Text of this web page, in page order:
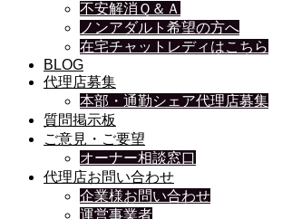
不安解消Ｑ＆Ａ
ノンアダルト希望の方へ
在宅チャットレディはこちら
BLOG
代理店募集
本部・通勤シェア代理店募集
質問掲示板
ご意見・ご要望
オーナー相談窓口
代理店お問い合わせ
企業様お問い合わせ
運営事業者